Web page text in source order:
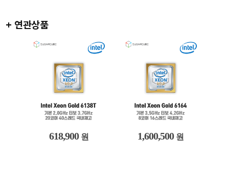
+ 연관상품
1,600,500원 399,300원